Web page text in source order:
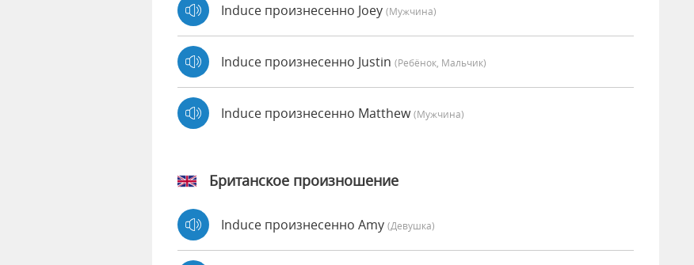
Induce произнесенно Joey (мужчина)
Induce произнесенно Justin (Ребёнок, Мальчик)
Induce произнесенно Matthew(мужчина)
Британское произношение
Induce произнесенно Amy (девушка)